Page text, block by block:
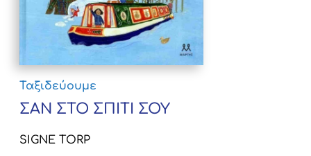
Ταξιδεύουμε
ΣΑΝ ΣΤΟ ΣΠΙΤΙ ΣΟΥ
SIGNE TORP